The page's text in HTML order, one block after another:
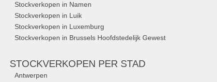
Stockverkopen in Namen
Stockverkopen in Luik
Stockverkopen in Luxemburg
Stockverkopen in Brussels Hoofdstedelijk Gewest
STOCKVERKOPEN PER STAD
Antwerpen